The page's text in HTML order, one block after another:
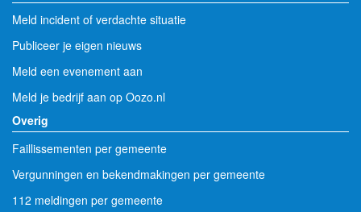
Meld incident of verdachte situatie
Publiceer je eigen nieuws
Meld een evenement aan
Meld je bedrijf aan op Oozo.nl
Overig
Faillissementen per gemeente
Vergunningen en bekendmakingen per gemeente
112 meldingen per gemeente